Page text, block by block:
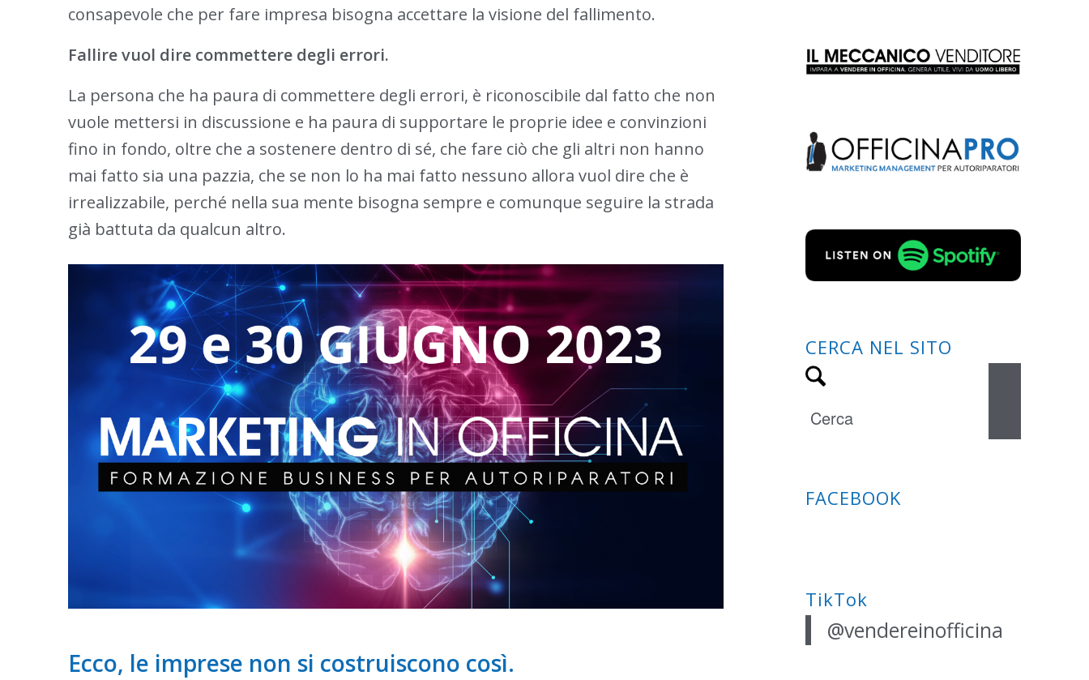
consapevole che per fare impresa bisogna accettare la visione del fallimento.
Fallire vuol dire commettere degli errori.
La persona che ha paura di commettere degli errori, è riconoscibile dal fatto che non
vuole mettersi in discussione e ha paura di supportare le proprie idee e convinzioni
fino in fondo, oltre che a sostenere dentro di sé, che fare ciò che gli altri non hanno
mai fatto sia una pazzia, che se non lo ha mai fatto nessuno allora vuol dire che è
irrealizzabile, perché nella sua mente bisogna sempre e comunque seguire la strada
già battuta da qualcun altro.
Ecco, le imprese non si costruiscono così.
CERCA NEL SITO
FACEBOOK
TikTok
@vendereinofficina